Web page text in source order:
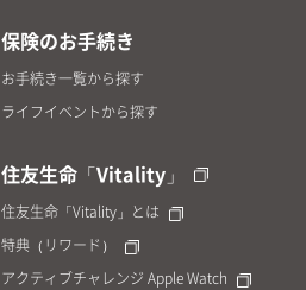
保険のお手続き
お手続き一覧から探す
ライフイベントから探す
住友生命「Vitality」
住友生命「Vitality」とは
特典（リワード）
アクティブチャレンジ Apple Watch